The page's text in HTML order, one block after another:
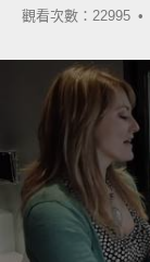
觀看次數：22995 •